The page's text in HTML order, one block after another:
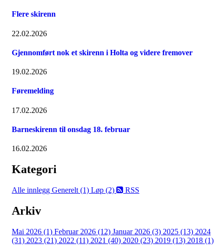
Flere skirenn
22.02.2026
Gjennomført nok et skirenn i Holta og videre fremover
19.02.2026
Føremelding
17.02.2026
Barneskirenn til onsdag 18. februar
16.02.2026
Kategori
Alle innlegg Generelt (1) Løp (2) RSS
Arkiv
Mai 2026 (1) Februar 2026 (12) Januar 2026 (3) 2025 (13) 2024
(31) 2023 (21) 2022 (11) 2021 (40) 2020 (23) 2019 (13) 2018 (1)